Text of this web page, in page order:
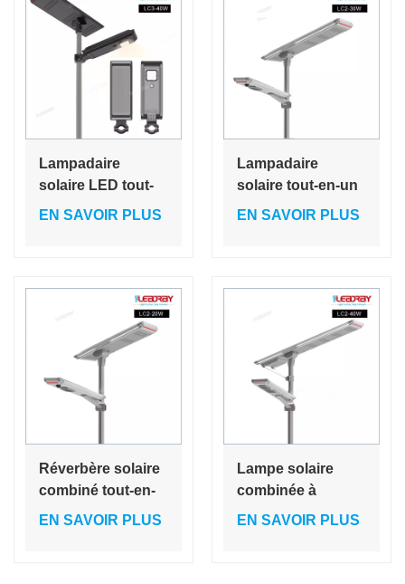
Lampadaire
solaire LED tout-
en-un étanche
EN SAVOIR PLUS
Lampadaire
solaire tout-en-un
30 W, lampe LED
éclairage public
EN SAVOIR PLUS
Réverbère solaire
combiné tout-en-
un 20 W à LED
EN SAVOIR PLUS
Lampe solaire
combinée à
batterie de haute
EN SAVOIR PLUS